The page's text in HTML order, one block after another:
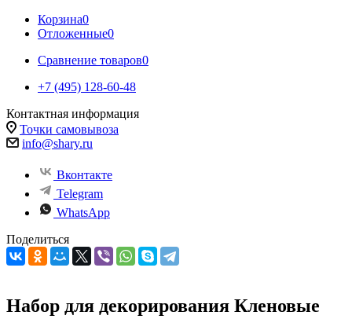
Корзина0
Отложенные0
Сравнение товаров0
+7 (495) 128-60-48
Контактная информация
Точки самовывоза
info@shary.ru
Вконтакте
Telegram
WhatsApp
Поделиться
Набор для декорирования Кленовые